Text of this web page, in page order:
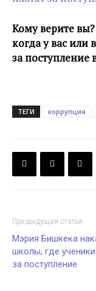
Кому верите
когда у вас или
за поступление
ТЕГИ коррупция
Предыдущая статья
Мэрия Бишкека
школы, где
за поступление